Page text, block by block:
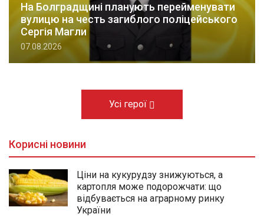
На Болградщині планують перейменувати
вулицю на честь загиблого поліцейського
Сергія Магли
07.08.2026
Усі герої
Корисні новини
Ціни на кукурудзу знижуються, а
картопля може подорожчати: що
відбувається на аграрному ринку
України